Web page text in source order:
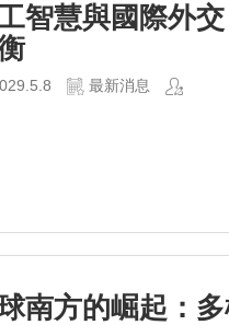
智慧與國際外
最新消息
南方的崛起：